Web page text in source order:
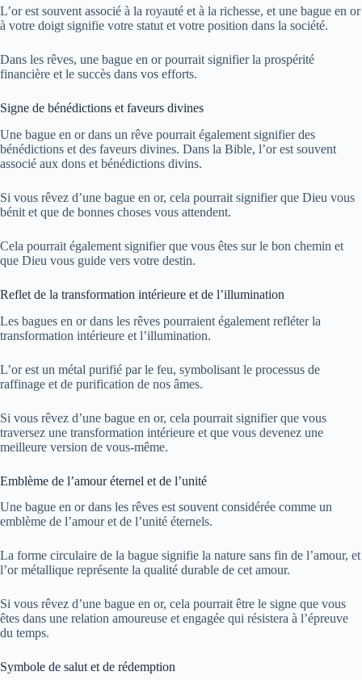
L’or est souvent associé à la royauté et à la richesse, et une bague en or
à votre doigt signifie votre statut et votre position dans la société.
Dans les rêves, une bague en or pourrait signifier la prospérité
financière et le succès dans vos efforts.
Signe de bénédictions et faveurs divines
Une bague en or dans un rêve pourrait également signifier des
bénédictions et des faveurs divines. Dans la Bible, l’or est souvent
associé aux dons et bénédictions divins.
Si vous rêvez d’une bague en or, cela pourrait signifier que Dieu vous
bénit et que de bonnes choses vous attendent.
Cela pourrait également signifier que vous êtes sur le bon chemin et
que Dieu vous guide vers votre destin.
Reflet de la transformation intérieure et de l’illumination
Les bagues en or dans les rêves pourraient également refléter la
transformation intérieure et l’illumination.
L’or est un métal purifié par le feu, symbolisant le processus de
raffinage et de purification de nos âmes.
Si vous rêvez d’une bague en or, cela pourrait signifier que vous
traversez une transformation intérieure et que vous devenez une
meilleure version de vous-même.
Emblème de l’amour éternel et de l’unité
Une bague en or dans les rêves est souvent considérée comme un
emblème de l’amour et de l’unité éternels.
La forme circulaire de la bague signifie la nature sans fin de l’amour, et
l’or métallique représente la qualité durable de cet amour.
Si vous rêvez d’une bague en or, cela pourrait être le signe que vous
êtes dans une relation amoureuse et engagée qui résistera à l’épreuve
du temps.
Symbole de salut et de rédemption